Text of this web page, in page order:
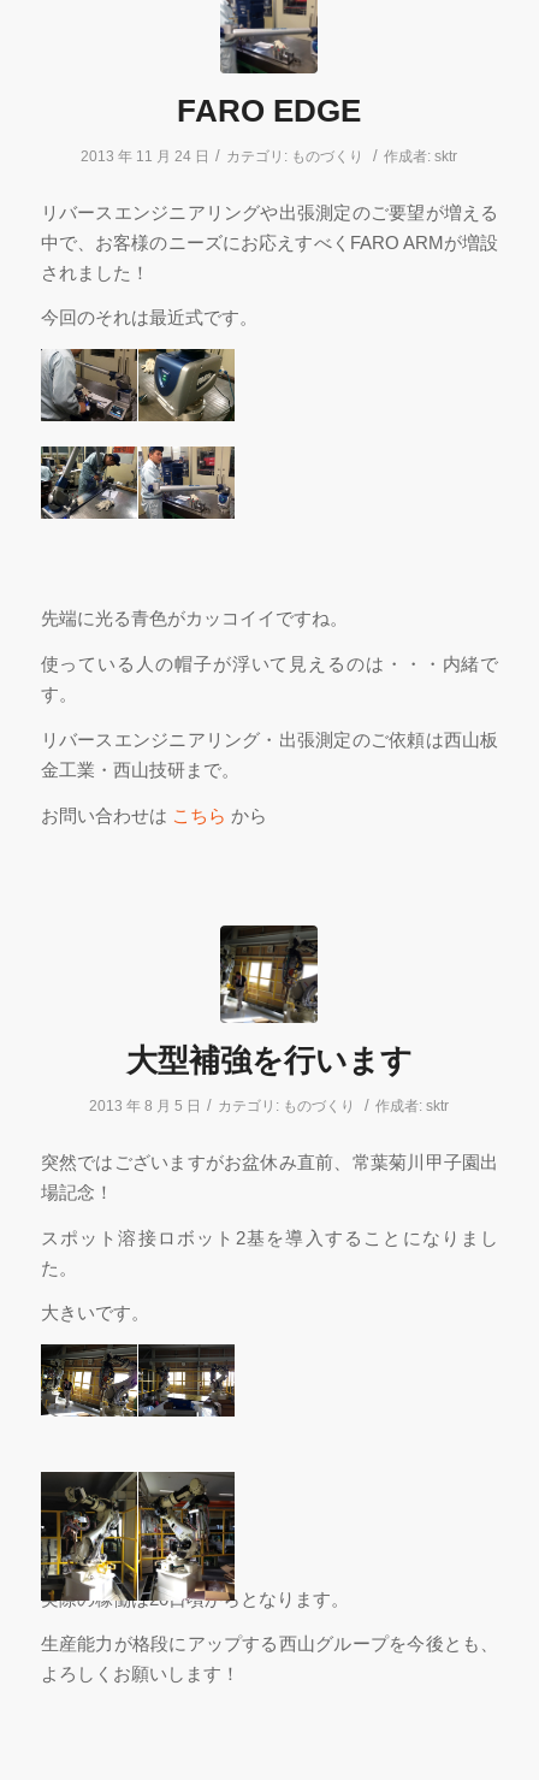
FARO EDGE
2013 年 11 月 24 日 / カテゴリ: ものづくり / 作成者:sktr
リバースエンジニアリングや出張測定のご要望が増える
中で、お客様のニーズにお応えすべくFARO ARMが増設
されました！
今回のそれは最近式です。
先端に光る青色がカッコイイですね。
使っている人の帽子が浮いて見えるのは・・・内緒で
す。
リバースエンジニアリング・出張測定のご依頼は西山板
金工業・西山技研まで。
お問い合わせは こちら から
大型補強を行います
2013 年 8 月 5 日 / カテゴリ: ものづくり / 作成者:sktr
突然ではございますがお盆休み直前、常葉菊川甲子園出
場記念！
スポット溶接ロボット2基を導入することになりまし
た。
大きいです。
実際の稼働は20日頃からとなります。
生産能力が格段にアップする西山グループを今後とも、
よろしくお願いします！